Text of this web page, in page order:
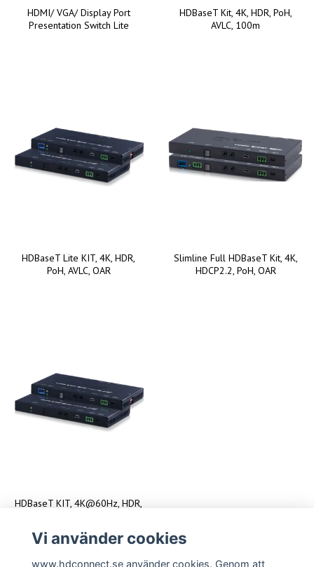
HDMI/ VGA/ Display Port
Presentation Switch Lite
HDBaseT Kit, 4K, HDR, PoH,
AVLC, 100m
HDBaseT Lite KIT, 4K, HDR,
PoH, AVLC, OAR
Slimline Full HDBaseT Kit, 4K,
HDCP2.2, PoH, OAR
HDBaseT KIT, 4K@60Hz, HDR,
Vi använder cookies
www.hdconnect.se använder cookies. Genom att